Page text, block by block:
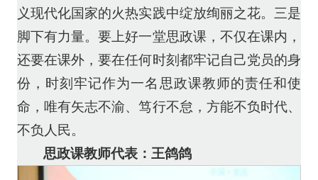
义现代化国家的火热实践中绽放绚丽之花。三是
脚下有力量。要上好一堂思政课，不仅在课内，
还要在课外，要在任何时刻都牢记自己党员的身
份，时刻牢记作为一名思政课教师的责任和使
命，唯有矢志不渝、笃行不怠，方能不负时代、
不负人民。
思政课教师代表：王鸽鸽